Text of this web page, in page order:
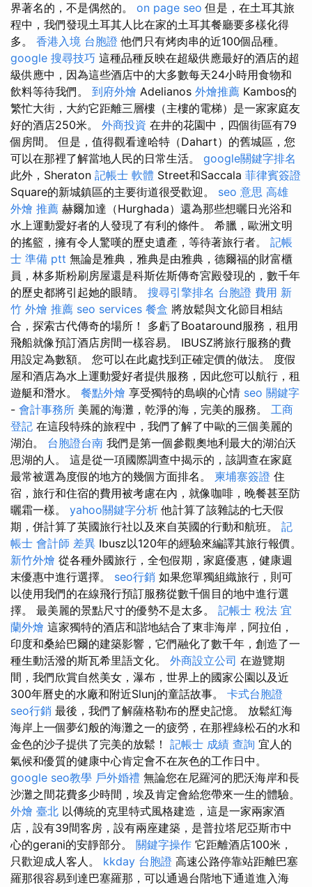
界著名的，不是偶然的。 on page seo 但是，在土耳其旅
程中，我們發現土耳其人比在家的土耳其餐廳要多樣化得
多。 香港入境 台胞證 他們只有烤肉串的近100個品種。
google 搜尋技巧 這種品種反映在超級供應最好的酒店的超
級供應中，因為這些酒店中的大多數每天24小時用食物和
飲料等待我們。 到府外燴 Adelianos 外燴推薦 Kambos的
繁忙大街，大約它距離三層樓（主樓的電梯）是一家家庭友
好的酒店250米。 外商投資 在井的花園中，四個街區有79
個房間。 但是，值得觀看達哈特（Dahart）的舊城區，您
可以在那裡了解當地人民的日常生活。 google關鍵字排名
此外，Sheraton 記帳士 軟體 Street和Saccala 菲律賓簽證
Square的新城鎮區的主要街道很受歡迎。 seo 意思 高雄
外燴 推薦 赫爾加達（Hurghada）還為那些想曬日光浴和
水上運動愛好者的人發現了有利的條件。 希臘，歐洲文明
的搖籃，擁有令人驚嘆的歷史遺產，等待著旅行者。 記帳
士 準備 ptt 無論是雅典，雅典是由雅典，德爾福的財富櫃
員，林多斯粉刷房屋還是科斯佐斯傳奇宮殿發現的，數千年
的歷史都將引起她的眼睛。 搜尋引擎排名 台胞證 費用 新
竹 外燴 推薦 seo services 餐盒 將放鬆與文化節目相結
合，探索古代傳奇的場所！ 多虧了Boataround服務，租用
飛船就像預訂酒店房間一樣容易。 IBUSZ將旅行服務的費
用設定為數額。 您可以在此處找到正確定價的做法。 度假
屋和酒店為水上運動愛好者提供服務，因此您可以航行，租
遊艇和潛水。 餐點外燴 享受獨特的島嶼的心情 seo 關鍵字
- 會計事務所 美麗的海灘，乾淨的海，完美的服務。 工商
登記 在這段特殊的旅程中，我們了解了中歐的三個美麗的
湖泊。 台胞證台南 我們是第一個參觀奧地利最大的湖泊沃
思湖的人。 這是從一項國際調查中揭示的，該調查在家庭
最常被選為度假的地方的幾個方面排名。 柬埔寨簽證 住
宿，旅行和住宿的費用被考慮在內，就像咖啡，晚餐甚至防
曬霜一樣。 yahoo關鍵字分析 他計算了該雜誌的七天假
期，併計算了英國旅行社以及來自英國的行動和航班。 記
帳士 會計師 差異 Ibusz以120年的經驗來編譯其旅行報價。
新竹外燴 從各種外國旅行，全包假期，家庭優惠，健康週
末優惠中進行選擇。 seo行銷 如果您單獨組織旅行，則可
以使用我們的在線飛行預訂服務從數千個目的地中進行選
擇。 最美麗的景點尺寸的優勢不是太多。 記帳士 稅法 宜
蘭外燴 這家獨特的酒店和諧地結合了東非海岸，阿拉伯，
印度和桑給巴爾的建築影響，它們融化了數千年，創造了一
種生動活潑的斯瓦希里語文化。 外商設立公司 在遊覽期
間，我們欣賞自然美女，瀑布，世界上的國家公園以及近
300年曆史的水廠和附近Slunj的童話故事。 卡式台胞證
seo行銷 最後，我們了解薩格勒布的歷史記憶。 放鬆紅海
海岸上一個夢幻般的海灘之一的疲勞，在那裡綠松石的水和
金色的沙子提供了完美的放鬆！ 記帳士 成績 查詢 宜人的
氣候和優質的健康中心肯定會不在灰色的工作日中。
google seo教學 戶外婚禮 無論您在尼羅河的肥沃海岸和長
沙灘之間花費多少時間，埃及肯定會給您帶來一生的體驗。
外燴 臺北 以傳統的克里特式風格建造，這是一家兩家酒
店，設有39間客房，設有兩座建築，是普拉塔尼亞斯市中
心的gerani的安靜部分。 關鍵字操作 它距離酒店100米，
只歡迎成人客人。 kkday 台胞證 高速公路停靠站距離巴塞
羅那很容易到達巴塞羅那，可以通過台階地下通道進入海